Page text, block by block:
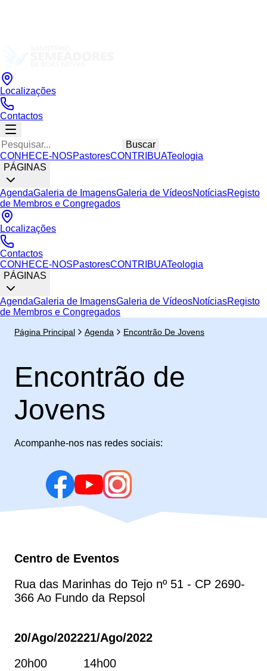
Localizações
Contactos
Buscar
CONHECE-NOSPastoresCONTRIBUATeologia
PÁGINAS
AgendaGaleria de ImagensGaleria de VídeosNotíciasRegisto
de Membros e Congregados
Localizações
Contactos
CONHECE-NOSPastoresCONTRIBUATeologia
PÁGINAS
AgendaGaleria de ImagensGaleria de VídeosNotíciasRegisto
de Membros e Congregados
Página Principal Agenda Encontrão De Jovens
Encontrão de
Jovens
Acompanhe-nos nas redes sociais:
Centro de Eventos
Rua das Marinhas do Tejo nº 51 - CP 2690-
366 Ao Fundo da Repsol
20/ago/2022
20h00
21/ago/2022
14h00